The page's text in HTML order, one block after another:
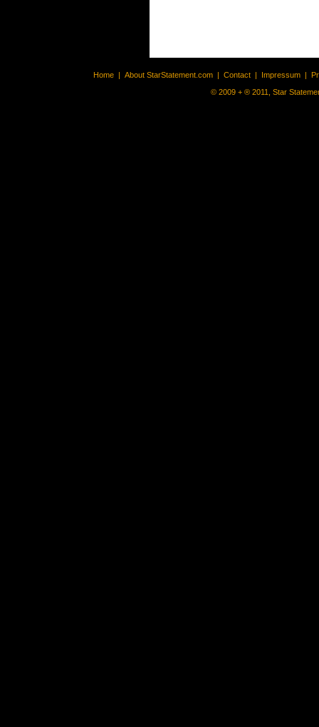
Home | About StarStatement.com | Contact | Impressum |
© 2009 + ® 2011, Star